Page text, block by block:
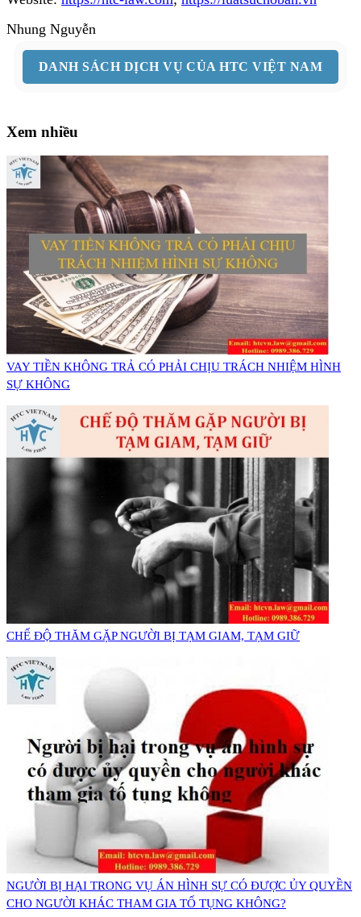
Nhung Nguyễn
DANH SÁCH DỊCH VỤ CỦA HTC VIỆT NAM
Xem nhiều
VAY TIỀN KHÔNG TRẢ CÓ PHẢI CHỊU TRÁCH NHIỆM HÌNH
SỰ KHÔNG
CHẾ ĐỘ THĂM GẶP NGƯỜI BỊ TẠM GIAM, TẠM GIỮ
NGƯỜI BỊ HẠI TRONG VỤ ÁN HÌNH SỰ CÓ ĐƯỢC ỦY QUYỀN
CHO NGƯỜI KHÁC THAM GIA TỐ TỤNG KHÔNG?